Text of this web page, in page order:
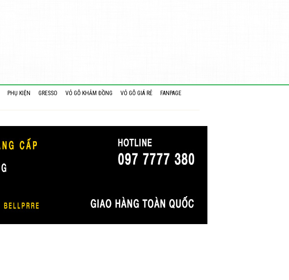
PHỤ KIỆN GRESSO VỎ GỖ KHẢM ĐỒNG VỎ GỖ GIÁ RẺ
FANPAGE